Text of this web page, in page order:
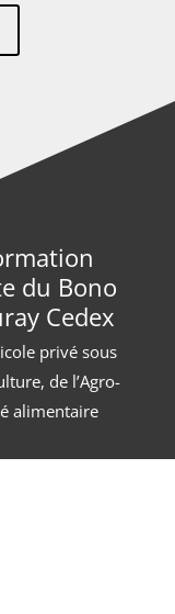
du Bono
Cedex
privé sous
de l’Agro-
alimentaire